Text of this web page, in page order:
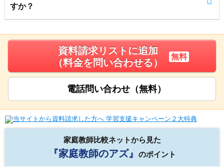
すか？
資料請求リストに追加
（料金を問い合わせる）
無料
電話問い合わせ（無料）
家庭教師比較ネットから見た
『家庭教師のアズ』 のポイント